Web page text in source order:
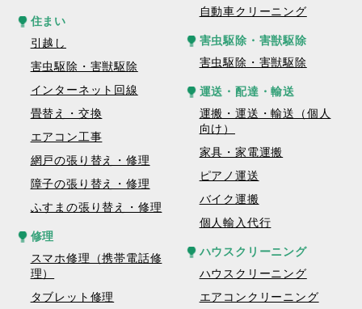
住まい
引越し
害虫駆除・害獣駆除
インターネット回線
畳替え・交換
エアコン工事
網戸の張り替え・修理
障子の張り替え・修理
ふすまの張り替え・修理
修理
スマホ修理（携帯電話修
理）
タブレット修理
自動車クリーニング
害虫駆除・害獣駆除
害虫駆除・害獣駆除
運送・配達・輸送
運搬・運送・輸送（個人
向け）
家具・家電運搬
ピアノ運送
バイク運搬
個人輸入代行
ハウスクリーニング
ハウスクリーニング
エアコンクリーニング